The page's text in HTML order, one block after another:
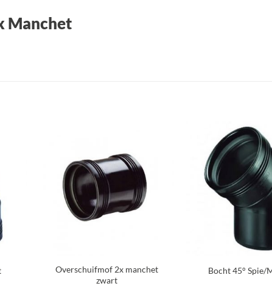
Manchet
Toevoegen
verlanglijst
Overschuifmof 2x manchet
zwart
Bocht 45° Spie/